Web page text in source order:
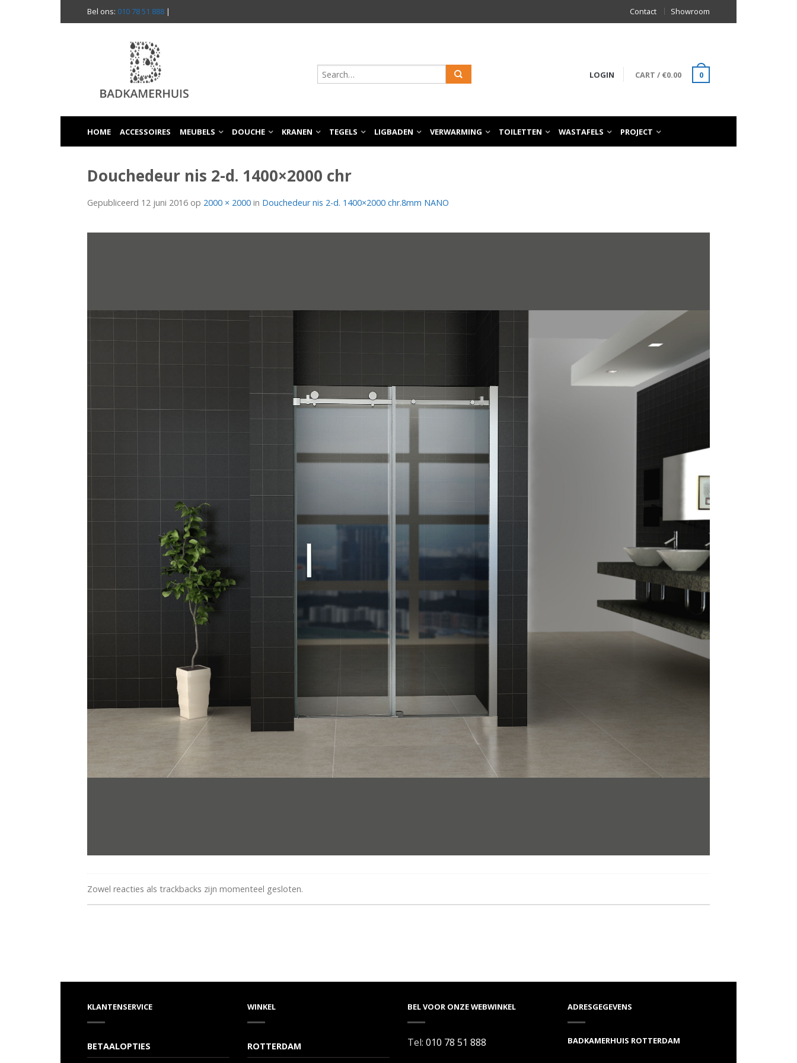
Bel ons: 010 78 51 888 | Contact Showroom
LOGIN CART / €0.00 0
HOME ACCESSOIRES MEUBELS DOUCHE KRANEN TEGELS LIGBADEN VERWARMING TOILETTEN WASTAFELS PROJECT
Douchedeur nis 2-d. 1400×2000 chr
Gepubliceerd 12 juni 2016 op 2000 × 2000 in Douchedeur nis 2-d. 1400×2000 chr.8mm NANO
Zowel reacties als trackbacks zijn momenteel gesloten.
KLANTENSERVICE
BETAALOPTIES
WINKEL
ROTTERDAM
BEL VOOR ONZE WEBWINKEL
Tel: 010 78 51 888
ADRESGEGEVENS
BADKAMERHUIS ROTTERDAM